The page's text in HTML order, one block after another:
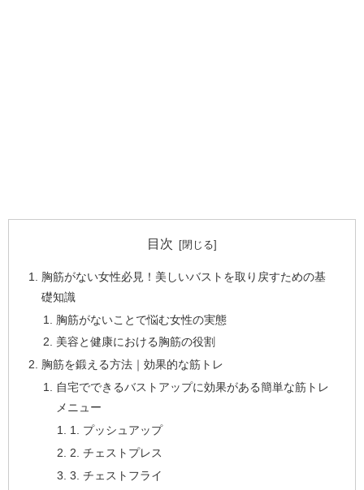
目次
胸筋がない女性必見！美しいバストを取り戻すための基
礎知識
胸筋がないことで悩む女性の実態
美容と健康における胸筋の役割
胸筋を鍛える方法｜効果的な筋トレ
自宅でできるバストアップに効果がある簡単な筋トレ
メニュー
1. プッシュアップ
2. チェストプレス
3. チェストフライ